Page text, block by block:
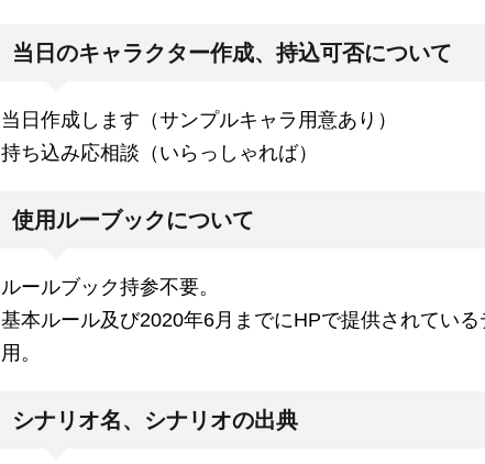
当日のキャラクター作成、持込可否について
当日作成します（サンプルキャラ用意あり）
持ち込み応相談（いらっしゃれば）
使用ルーブックについて
ルールブック持参不要。
基本ルール及び2020年6月までにHPで提供されている
用。
シナリオ名、シナリオの出典